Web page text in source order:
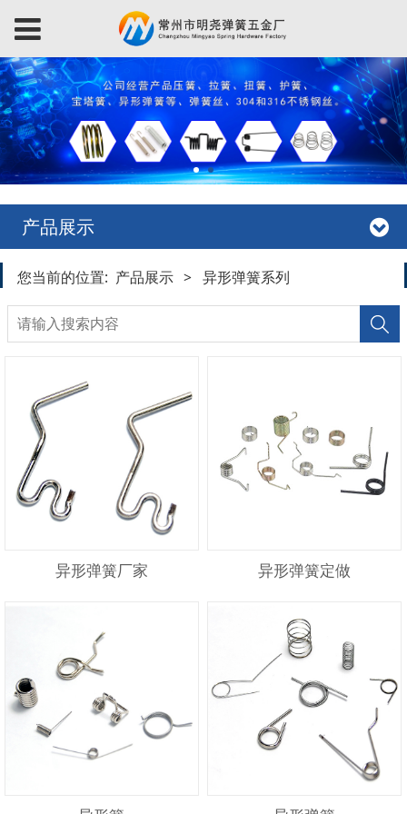
产品展示
您当前的位置: 产品展示 > 异形弹簧系列
异形弹簧厂家 异形弹簧定做